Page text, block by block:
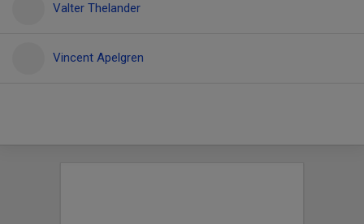
Valter Thelander
Vincent Apelgren